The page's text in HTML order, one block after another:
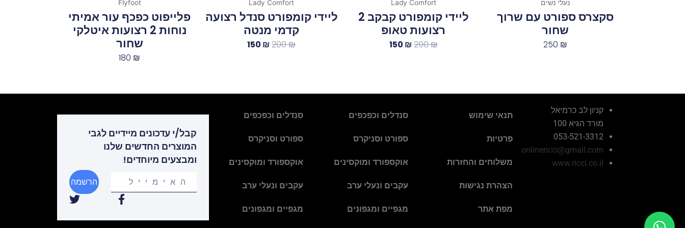
נעלי נשים
סקצרס ספורט עם שרוך
שחור
250 ₪
Lady Comfort
ליידי קומפורט קבקב 2
רצועות טאופ
200₪
150 ₪
Lady Comfort
ליידי קומפורט סנדל רצועה
קדמי מנטה
200₪
150 ₪
Flyfoot
פלייפוט כפכף עור אמיתי
נוחות 2 רצועות איטלקי
שחור
180 ₪
קניון לב כרמיאל
מורד הגיא 100
053-521-3312
onlinericci@gmail.com
www.ricci.co.il
תנאי שימוש
פרטיות
משלוחים והחזרות
הצהרת נגישות
מפת אתר
סנדלים וכפכפים
ספורט וסניקרס
אוקספורד ומוקסינים
עקבים ונעלי ערב
מגפיים ומגפונים
סנדלים וכפכפים
ספורט וסניקרס
אוקספורד ומוקסינים
עקבים ונעלי ערב
מגפיים ומגפונים
קבל/י עדכונים מיידיים לגבי
המוצרים החדשים שלנו
ומבצעים מיוחדים!
email
הרשמה
F
c
T
i